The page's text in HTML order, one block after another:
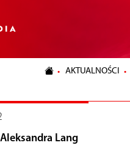
AKTUALNOŚCI
Aleksandra Lang